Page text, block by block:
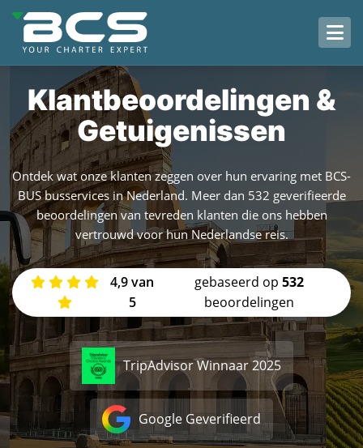
ONZE VLOOT
KLANTBEOORDELINGEN
VEELGESTELDE VRAGEN
OVER ONS
CONTACT
Klantbeoordelingen &
Getuigenissen
Ontdek wat onze klanten zeggen over hun ervaring met BCS-
BUS busservices in Nederland. Meer dan 532 geverifieerde
beoordelingen van tevreden klanten die ons hebben
vertrouwd voor hun Nederlandse reis.
4,9 van
5
gebaseerd op 532
beoordelingen
TripAdvisor Winnaar 2025
Google Geverifieerd